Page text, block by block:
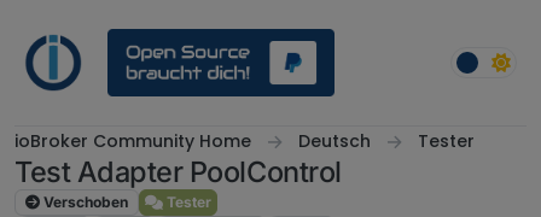
ioBroker Community Home Deutsch Tester
Test Adapter PoolControl
Verschoben
Tester